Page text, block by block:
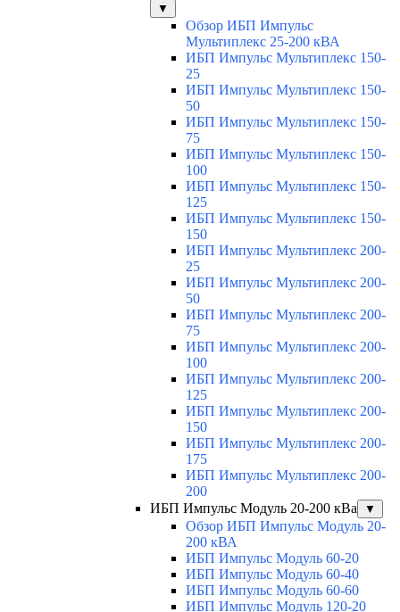
▼
Обзор ИБП Импульс
Мультиплекс 25-200 кВА
ИБП Импульс Мультиплекс 150-
25
ИБП Импульс Мультиплекс 150-
50
ИБП Импульс Мультиплекс 150-
75
ИБП Импульс Мультиплекс 150-
100
ИБП Импульс Мультиплекс 150-
125
ИБП Импульс Мультиплекс 150-
150
ИБП Импульс Мультиплекс 200-
25
ИБП Импульс Мультиплекс 200-
50
ИБП Импульс Мультиплекс 200-
75
ИБП Импульс Мультиплекс 200-
100
ИБП Импульс Мультиплекс 200-
125
ИБП Импульс Мультиплекс 200-
150
ИБП Импульс Мультиплекс 200-
175
ИБП Импульс Мультиплекс 200-
200
ИБП Импульс Модуль 20-200 кВа
▼
Обзор ИБП Импульс Модуль 20-
200 кВА
ИБП Импульс Модуль 60-20
ИБП Импульс Модуль 60-40
ИБП Импульс Модуль 60-60
ИБП Импульс Модуль 120-20